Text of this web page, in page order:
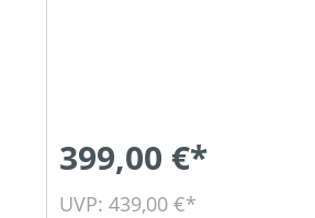
399,00 €*
UVP: 439,00 €*